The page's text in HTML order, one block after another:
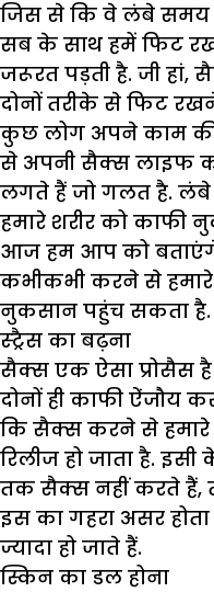
जिस से कि वे लंबे
सब के साथ हमें फिट
जरूरत पड़ती है. जी
दोनों तरीके से फिट
कुछ लोग अपने काम की
से अपनी सैक्स लाइफ
लगते हैं जो गलत है.
हमारे शरीर को काफी
आज हम आप को
कभीकभी करने से
नुकसान पहुंच सकता है.
स्ट्रैस का बढ़ना
सैक्स एक ऐसा प्रोसैस है
दोनों ही काफी ऐंजौय
कि सैक्स करने से हमारे
रिलीज हो जाता है.
तक सैक्स नहीं करते हैं,
इस का गहरा असर
ज्यादा हो जाते हैं.
स्किन का डल होना